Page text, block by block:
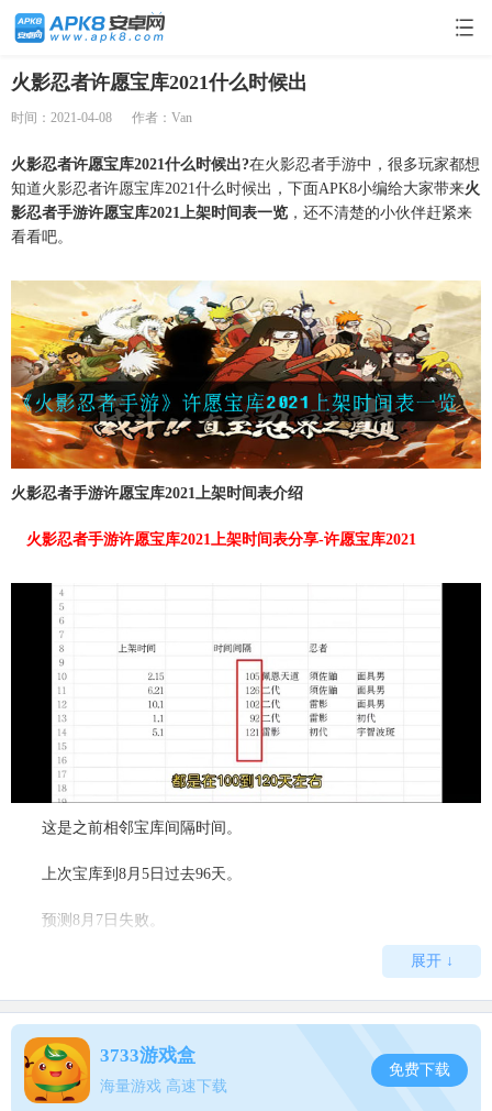
火影忍者许愿宝库2021什么时候出
时间：2021-04-08 作者：Van
火影忍者许愿宝库2021什么时候出?在火影忍者手游中，很多玩家都想
知道火影忍者许愿宝库2021什么时候出，下面APK8小编给大家带来火
影忍者手游许愿宝库2021上架时间表一览 ，还不清楚的小伙伴赶紧来
看看吧。
火影忍者手游许愿宝库2021上架时间表介绍
火影忍者手游许愿宝库2021上架时间表分享-许愿宝库2021
这是之前相邻宝库间隔时间。
上次宝库到8月5日过去96天。
预测8月7日失败。
大概8月内就出了吧，只是推测，仅供参考，一切以实际情况为
准。
基本上就是以上的时间会推出了。
展开 ↓
3733游戏盒
海量游戏 高速下载
免费下载